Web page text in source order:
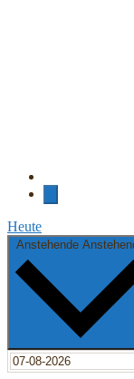
Heute
Anstehende